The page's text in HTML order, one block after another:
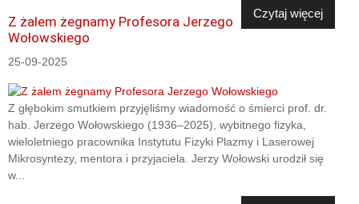
Czytaj więcej
Z żalem żegnamy Profesora Jerzego
Wołowskiego
25-09-2025
Z głębokim smutkiem przyjęliśmy wiadomość o śmierci prof. dr.
hab. Jerzego Wołowskiego (1936–2025), wybitnego fizyka,
wieloletniego pracownika Instytutu Fizyki Plazmy i Laserowej
Mikrosyntezy, mentora i przyjaciela. Jerzy Wołowski urodził się
w...